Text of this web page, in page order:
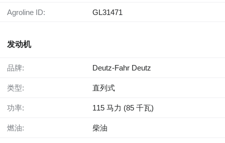
Agroline ID: GL31471
发动机
品牌: Deutz-Fahr Deutz
类型: 直列式
功率: 115 马力 (85 千瓦)
燃油: 柴油